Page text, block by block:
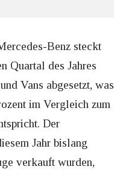
Benz steckt
Quartal des Jahres
Vans abgesetzt, was
im Vergleich zum
Der
Jahr bislang
verkauft wurden,